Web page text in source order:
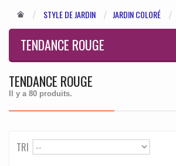
STYLE DE JARDIN JARDIN COLORÉ
TENDANCE ROUGE
TENDANCE ROUGE
Il y a 80 produits.
TRI --